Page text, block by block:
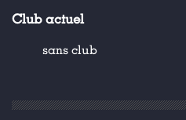
Club actuel
sans club